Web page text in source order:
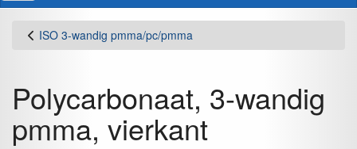
ISO 3-wandig pmma/pc/pmma
Polycarbonaat, 3-wandig
pmma, vierkant